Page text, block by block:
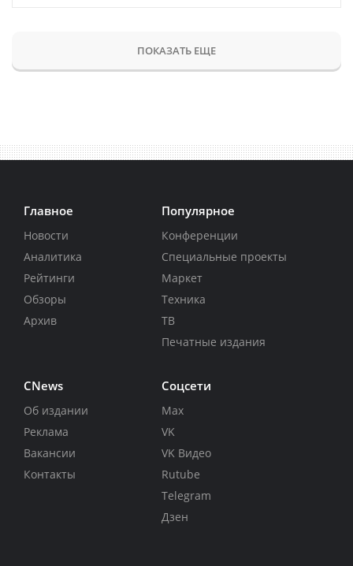
ПОКАЗАТЬ ЕЩЕ
Главное
Новости
Аналитика
Рейтинги
Обзоры
Архив
Популярное
Конференции
Специальные проекты
Маркет
Техника
ТВ
Печатные издания
CNews
Об издании
Реклама
Вакансии
Контакты
Соцсети
Max
VK
VK Видео
Rutube
Telegram
Дзен